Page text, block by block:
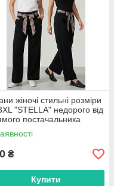
жіночі стильні розміри
"STELLA" недорого від
постачальника
₴
Купити